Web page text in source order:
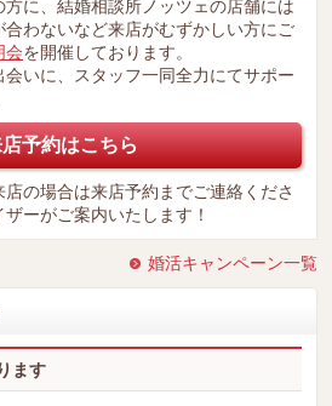
に、結婚相談所ノッツェの店舗には
わないなど来店がむずかしい方にご
会を開催しております。
いに、スタッフ一同全力にてサポー
予約はこちら
の場合は来店予約までご連絡くださ
ーがご案内いたします！
婚活キャンペーン一覧
ます